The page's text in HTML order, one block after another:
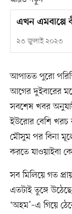
এখন এমবাপ্পে
২৩ জুলাই ২০২৩
আপাতত পুরো
আগের দুইবারের
সবশেষ খবর
ইউরোর বেশি খরচ
মৌসুম পর বিনা
করতে যাওয়াইবা
সব মিলিয়ে গত
এতটাই তুঙ্গে
‘অহম’–এ গিয়ে